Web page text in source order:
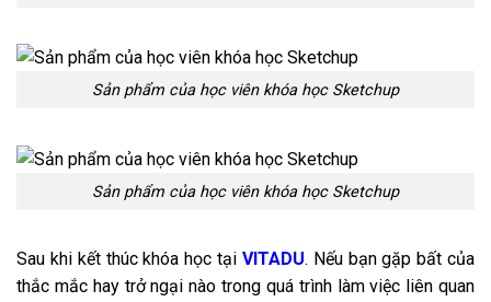
Sản phẩm của học viên khóa học Sketchup
Sản phẩm của học viên khóa học Sketchup
Sau khi kết thúc khóa học tại VITADU. Nếu bạn gặp bất của
thắc mắc hay trở ngại nào trong quá trình làm việc liên quan